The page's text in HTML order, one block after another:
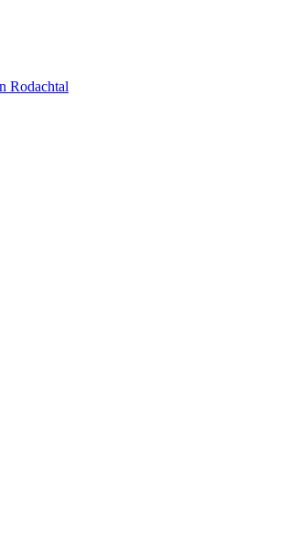
Rodachtal